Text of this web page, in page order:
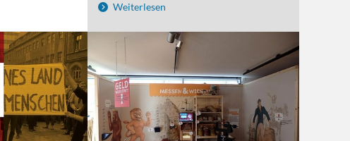
Weiterlesen